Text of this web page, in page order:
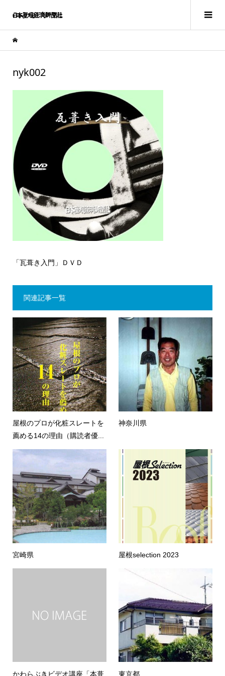
nyk002
「瓦葺き入門」ＤＶＤ
関連記事一覧
屋根のプロが化粧スレートを
薦める14の理由（購読者優...
神奈川県
宮崎県 屋根selection 2023
かわらぶきビデオ講座「本葺 東京都